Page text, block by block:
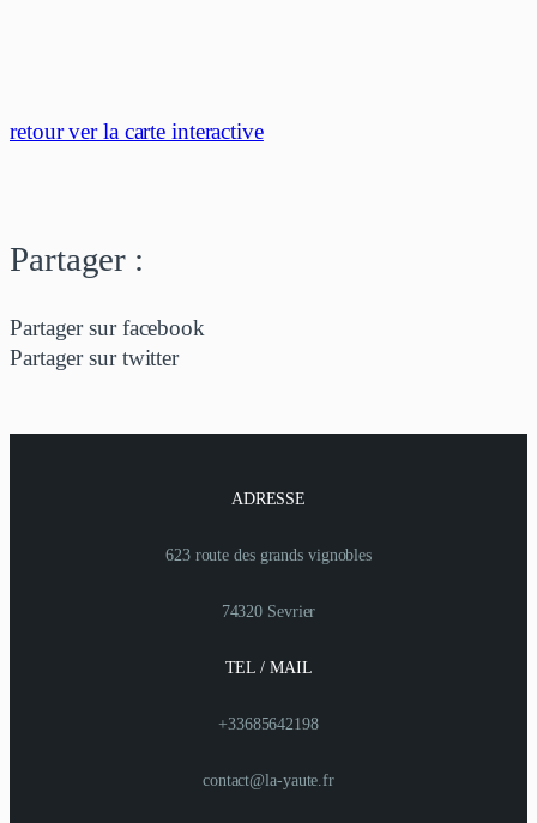
retour ver la carte interactive
Partager :
Partager sur facebook
Partager sur twitter
ADRESSE
623 route des grands vignobles
74320 Sevrier
TEL / MAIL
+33685642198
contact@la-yaute.fr